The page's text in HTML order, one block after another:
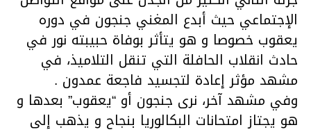
الإجتماعي حيث أبدع المغني جنجون في دوره
يعقوب خصوصا و هو يتأثر بوفاة حبيبته نور في
حادث انقلاب الحافلة التي تنقل التلاميذ، في
مشهد مؤثر إعادة لتجسيد فاجعة عمدون .
وفي مشهد آخر، نرى جنجون أو “يعقوب” بعدها و
هو يجتاز امتحانات البكالوريا بنجاح و يذهب إلى